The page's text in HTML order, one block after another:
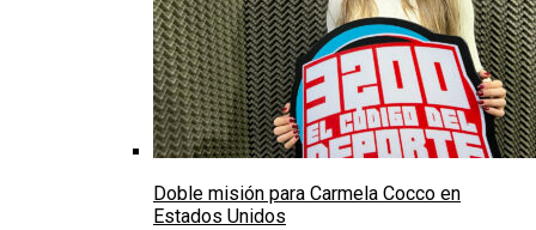
Doble misión para Carmela Cocco en
Estados Unidos